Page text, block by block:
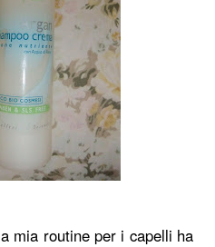
mia routine per i capelli ha